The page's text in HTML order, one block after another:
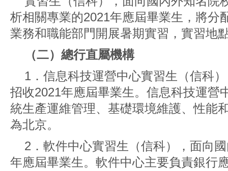
析相關專業的2021年應屆畢業生，將分
業務和職能部門開展暑期實習，實習地
（二）總行直屬機構
1．信息科技運營中心實習生（信科
招收2021年應屆畢業生。信息科技運營
統生產運維管理、基礎環境維護、性能
為北京。
2．軟件中心實習生（信科），面向
年應屆畢業生。軟件中心主要負責銀行